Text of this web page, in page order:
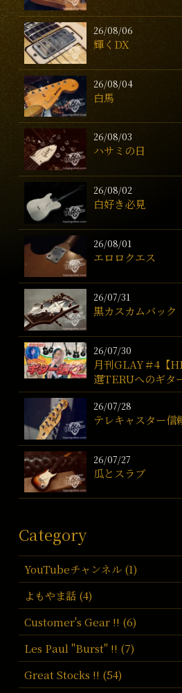
26/08/06
輝くDX
26/08/04
白馬
26/08/03
ハサミの日
26/08/02
白好き必見
26/08/01
エロロクエス
26/07/31
黒カスカムバック
26/07/30
月刊GLAY＃4【
選TERUへのギタ
26/07/28
テレキャスター信
26/07/27
瓜とスラブ
Category
YouTubeチャンネル (1)
よもやま話 (4)
Customer's Gear !! (6)
Les Paul "Burst" !! (7)
Great Stocks !! (54)